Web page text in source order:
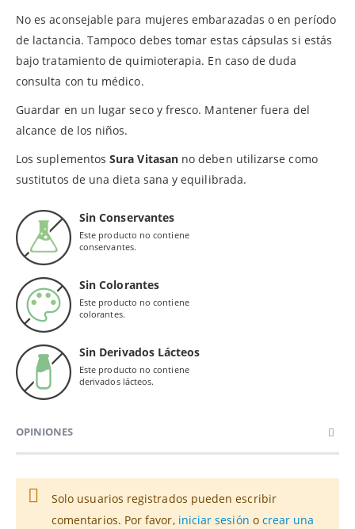
No es aconsejable para mujeres embarazadas o en período
de lactancia. Tampoco debes tomar estas cápsulas si estás
bajo tratamiento de quimioterapia. En caso de duda
consulta con tu médico.
Guardar en un lugar seco y fresco. Mantener fuera del
alcance de los niños.
Los suplementosSura Vitasanno deben utilizarse como
sustitutos de una dieta sana y equilibrada.
Sin Conservantes
Este producto no contiene
conservantes.
Sin Colorantes
Este producto no contiene
colorantes.
Sin Derivados Lácteos
Este producto no contiene
derivados lácteos.
OPINIONES
Solo usuarios registrados pueden escribir
comentarios. Por favor, iniciar sesión o crear una